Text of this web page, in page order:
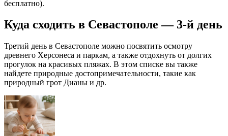
бесплатно).
Куда сходить в Севастополе — 3-й день
Третий день в Севастополе можно посвятить осмотру
древнего Херсонеса и паркам, а также отдохнуть от долгих
прогулок на красивых пляжах. В этом списке вы также
найдете природные достопримечательности, такие как
природный грот Дианы и др.